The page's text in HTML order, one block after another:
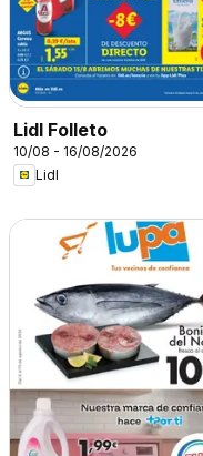
Lidl Folleto
10/08 - 16/08/2026
Lidl